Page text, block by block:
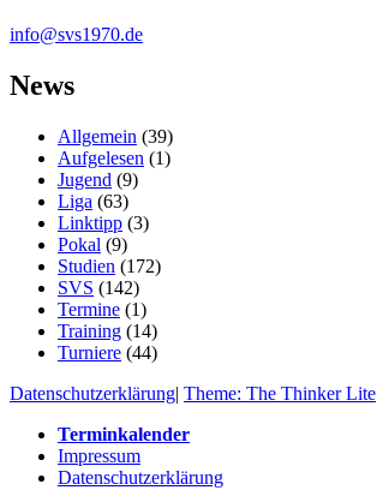
info@svs1970.de
News
Allgemein (39)
Aufgelesen (1)
Jugend (9)
Liga (63)
Linktipp (3)
Pokal (9)
Studien (172)
SVS (142)
Termine (1)
Training (14)
Turniere (44)
Datenschutzerklärung| Theme: The Thinker Lite
Terminkalender
Impressum
Datenschutzerklärung